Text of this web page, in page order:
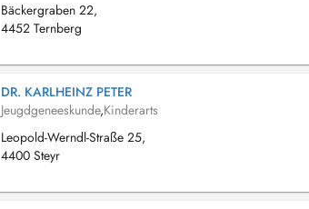
Bäckergraben 22,
4452 Ternberg
DR. KARLHEINZ PETER
Jeugdgeneeskunde,Kinderarts
Leopold-Werndl-Straße 25,
4400 Steyr